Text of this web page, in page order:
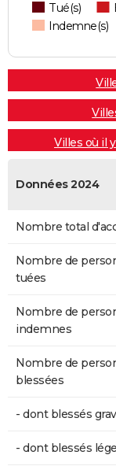
Tué(s)
Indemne(s)
Villes où il
Données 2024
Nombre total
Nombre de
tuées
Nombre de
indemnes
Nombre de
blessées
- dont blessés
- dont blessés